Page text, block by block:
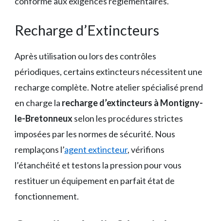
Recharge d’Extincteurs
Après utilisation ou lors des contrôles
périodiques, certains extincteurs nécessitent une
recharge complète. Notre atelier spécialisé prend
en charge la recharge d’extincteurs à Montigny-
le-Bretonneuxselon les procédures strictes
imposées par les normes de sécurité. Nous
remplaçons l’agent extincteur, vérifions
l’étanchéité et testons la pression pour vous
restituer un équipement en parfait état de
fonctionnement.